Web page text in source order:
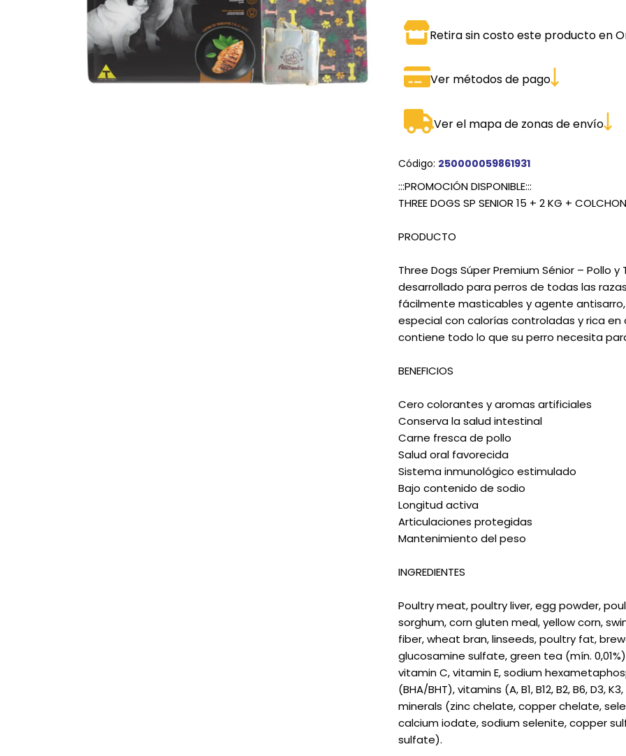
COMEDEROS Y BEBEDEROS
ROPA
CAMAS
Retira sin costo este producto en
Ver métodos de pago
Ver el mapa de zonas de envío
Código: 250000059861931
:::PROMOCIÓN DISPONIBLE:::
THREE DOGS SP SENIOR 15 + 2 KG +
PRODUCTO
Three Dogs Súper Premium Sénior – Pollo
desarrollado para perros de todas las
fácilmente masticables y agente
especial con calorías controladas y rica
contiene todo lo que su perro necesita
BENEFICIOS
Cero colorantes y aromas artificiales
Conserva la salud intestinal
Carne fresca de pollo
Salud oral favorecida
Sistema inmunológico estimulado
Bajo contenido de sodio
Longitud activa
Articulaciones protegidas
Mantenimiento del peso
INGREDIENTES
Poultry meat, poultry liver, egg powder,
sorghum, corn gluten meal, yellow corn,
fiber, wheat bran, linseeds, poultry fat,
glucosamine sulfate, green tea (mín.
vitamin C, vitamin E, sodium
(BHA/BHT), vitamins (A, B1, B12, B2, B6,
minerals (zinc chelate, copper chelate,
calcium iodate, sodium selenite, copper
sulfate).